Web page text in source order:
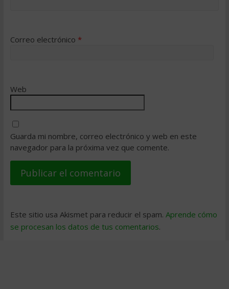
Correo electrónico *
Web
Guarda mi nombre, correo electrónico y web en este
navegador para la próxima vez que comente.
Este sitio usa Akismet para reducir el spam. Aprende cómo
se procesan los datos de tus comentarios.